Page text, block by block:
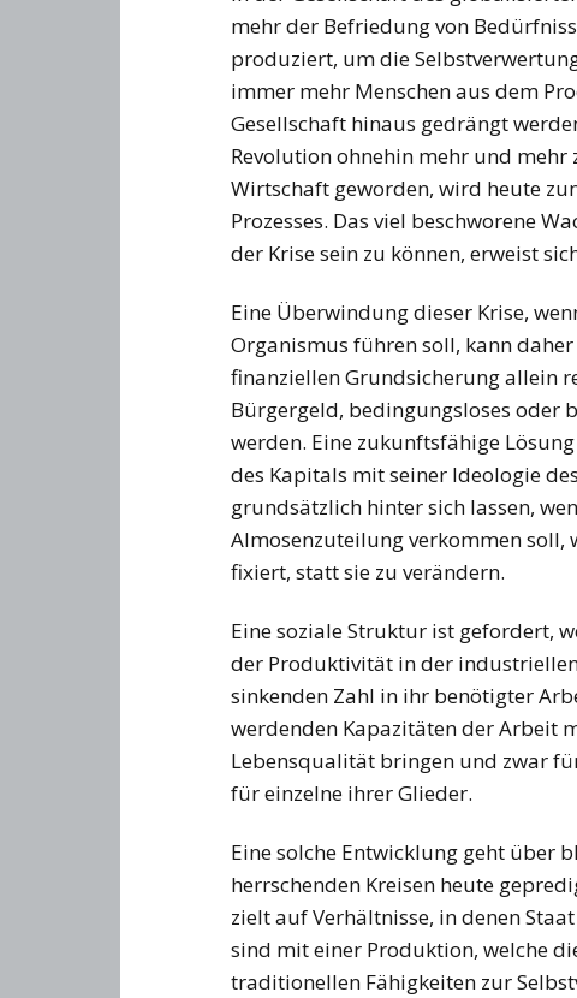
mehr der Befriedung von
produziert, um die
immer mehr Menschen aus dem
Gesellschaft hinaus gedrängt
Revolution ohnehin mehr und
Wirtschaft geworden, wird heute
Prozesses. Das viel beschworene
der Krise sein zu können, erweist
Eine Überwindung dieser Krise,
Organismus führen soll, kann
finanziellen Grundsicherung allein
Bürgergeld, bedingungsloses oder
werden. Eine zukunftsfähige
des Kapitals mit seiner Ideologie
grundsätzlich hinter sich lassen,
Almosenzuteilung verkommen soll,
fixiert, statt sie zu verändern.
Eine soziale Struktur ist gefordert,
der Produktivität in der
sinkenden Zahl in ihr benötigter
werdenden Kapazitäten der Arbeit
Lebensqualität bringen und zwar
für einzelne ihrer Glieder.
Eine solche Entwicklung geht über
herrschenden Kreisen heute
zielt auf Verhältnisse, in denen
sind mit einer Produktion, welche
traditionellen Fähigkeiten zur